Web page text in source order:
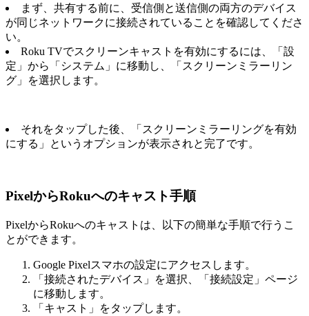
まず、共有する前に、受信側と送信側の両方のデバイス
が同じネットワークに接続されていることを確認してくださ
い。
Roku TVでスクリーンキャストを有効にするには、「設
定」から「システム」に移動し、「スクリーンミラーリン
グ」を選択します。
それをタップした後、「スクリーンミラーリングを有効
にする」というオプションが表示されと完了です。
PixelからRokuへのキャスト手順
PixelからRokuへのキャストは、以下の簡単な手順で行うこ
とができます。
Google Pixelスマホの設定にアクセスします。
「接続されたデバイス」を選択、「接続設定」ページ
に移動します。
「キャスト」をタップします。